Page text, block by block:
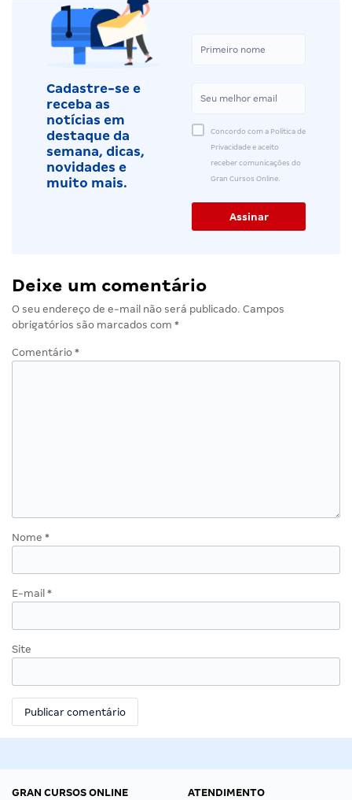
Cadastre-se e
receba as
notícias em
destaque da
semana, dicas,
novidades e
muito mais.
Concordo com a Política de
Privacidade e aceito
receber comunicações do
Gran Cursos Online.
Deixe um comentário
O seu endereço de e-mail não será publicado. Campos
obrigatórios são marcados com *
Comentário *
Nome *
E-mail *
Site
GRAN CURSOS ONLINE
ATENDIMENTO